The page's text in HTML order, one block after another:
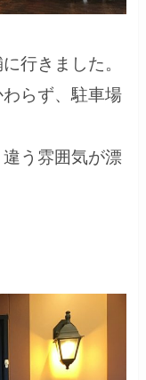
行きました。
らず、駐車場
う雰囲気が漂